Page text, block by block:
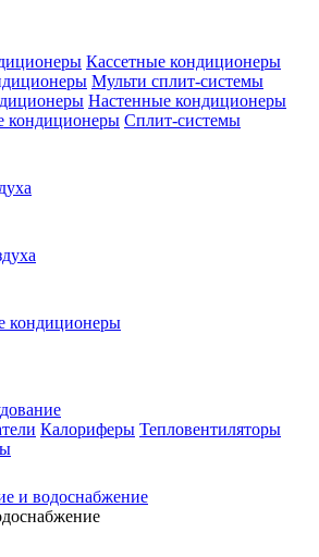
Кассетные кондиционеры
Мульти сплит-системы
Настенные кондиционеры
кондиционеры Сплит-системы
Калориферы Тепловентиляторы
и водоснабжение